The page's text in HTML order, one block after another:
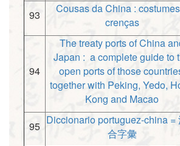
93
Cousas da China :
crenças
94
The treaty ports of China
Japan : a complete guide to
open ports of those
together with Peking, Yedo,
Kong and Macao
95 Diccionario portuguez-china =
合字彙